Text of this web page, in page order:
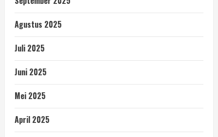
Agustus 2025
Juli 2025
Juni 2025
Mei 2025
April 2025